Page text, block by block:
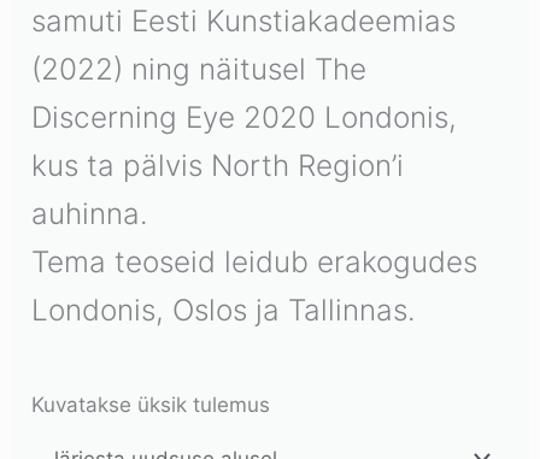
samuti Eesti Kunstiakadeemias
(2022) ning näitusel The
Discerning Eye 2020 Londonis,
kus ta pälvis North Region’i
auhinna.
Tema teoseid leidub erakogudes
Londonis, Oslos ja Tallinnas.
Kuvatakse üksik tulemus